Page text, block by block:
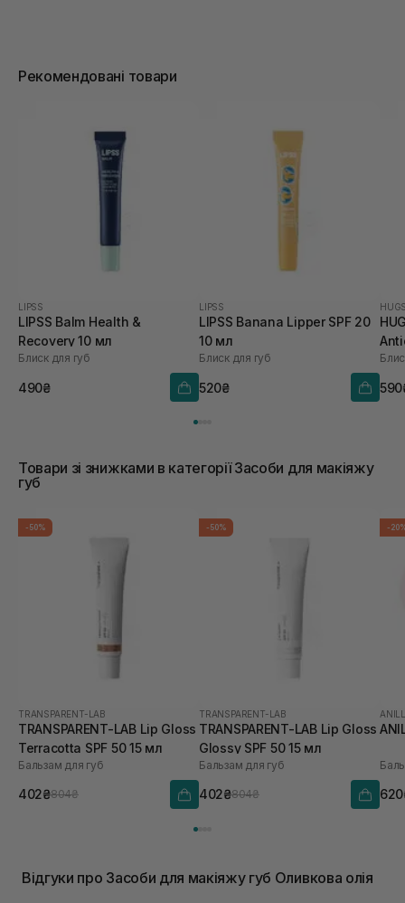
Рекомендовані товари
LIPSS
LIPSS Balm Health &
Recovery 10 мл
Блиск для губ
490₴
LIPSS
LIPSS Banana Lipper SPF 20
10 мл
Блиск для губ
520₴
Товари зі знижками в категорії Засоби для макіяжу
губ
-50%
TRANSPARENT-LAB
TRANSPARENT-LAB Lip Gloss
Terracotta SPF 50 15 мл
Бальзам для губ
402₴804₴
-50%
TRANSPARENT-LAB
TRANSPARENT-LAB Lip Gloss
Glossy SPF 50 15 мл
Бальзам для губ
402₴804₴
-
Відгуки про Засоби для макіяжу губ Оливкова олія